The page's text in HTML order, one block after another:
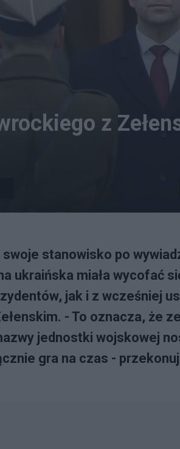
z
stanowisko po
ukraińska miała wycofać
jak i z wcześniej
- To oznacza, że
jednostki wojskowej
gra na czas -